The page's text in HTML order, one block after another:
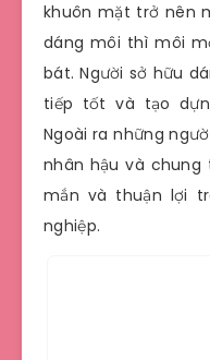
khuôn mặt trở nên
dáng môi thì môi
bát. Người sở hữu
tiếp tốt và tạo
Ngoài ra những
nhân hậu và chung
mắn và thuận lợi
nghiệp.